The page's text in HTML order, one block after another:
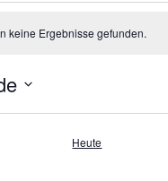
keine Ergebnisse gefunden.
Heute